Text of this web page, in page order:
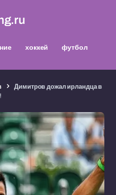
хоккей
футбол
Димитров дожал ирландца в